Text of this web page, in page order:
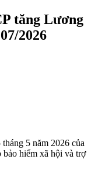
tăng Lương
2026
5 năm 2026 của
hiểm xã hội và trợ